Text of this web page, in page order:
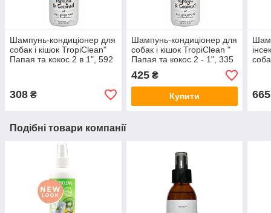
Шампунь-кондиціонер для
собак і кішок TropiClean"
Папая та кокос 2 в 1", 592
308 ₴
Шампунь-кондиціонер для
собак і кішок TropiClean "
Папая та кокос 2 - 1", 335
мл.
425₴
Купити 665
Подібні товари компанії